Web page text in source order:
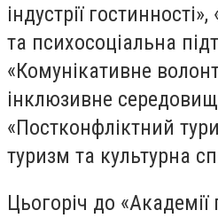
індустрії
та психосоціальна
«Комунікативне
інклюзивне
«Постконфліктний
туризм та культурна
Цьогоріч до «Академії